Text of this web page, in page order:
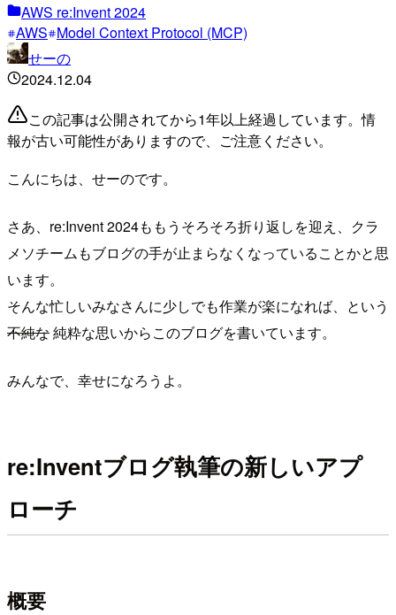
AWS re:Invent 2024
AWS Model Context Protocol (MCP)
せーの
2024.12.04
この記事は公開されてから1年以上経過しています。情
報が古い可能性がありますので、ご注意ください。
こんにちは、せーのです。
さあ、re:Invent 2024ももうそろそろ折り返しを迎え、クラ
メソチームもブログの手が止まらなくなっていることかと思
います。
そんな忙しいみなさんに少しでも作業が楽になれば、という
不純な純粋な思いからこのブログを書いています。
みんなで、幸せになろうよ。
re:Inventブログ執筆の新しいアプ
ローチ
概要